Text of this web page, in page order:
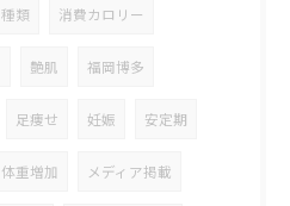
種類 消費カロリー
艶肌 福岡博多
足痩せ 妊娠 安定期
体重増加 メディア掲載